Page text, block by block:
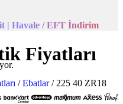
| Havale / EFT İndirim
Fiyatları
/ Ebatlar / 225 40 ZR18